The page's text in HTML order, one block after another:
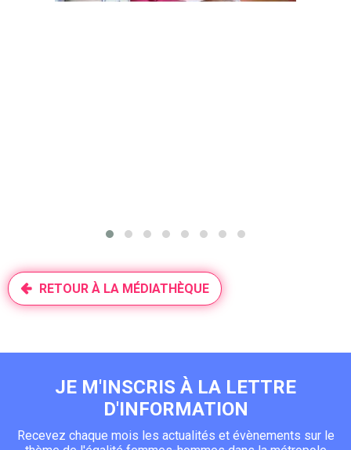
RETOUR À LA MÉDIATHÈQUE
JE M'INSCRIS À LA LETTRE
D'INFORMATION
Recevez chaque mois les actualités et évènements sur le